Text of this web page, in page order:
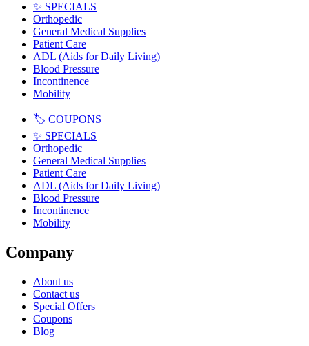
✨ SPECIALS
Orthopedic
General Medical Supplies
Patient Care
ADL (Aids for Daily Living)
Blood Pressure
Incontinence
Mobility
🏷️ COUPONS
✨ SPECIALS
Orthopedic
General Medical Supplies
Patient Care
ADL (Aids for Daily Living)
Blood Pressure
Incontinence
Mobility
Company
About us
Contact us
Special Offers
Coupons
Blog